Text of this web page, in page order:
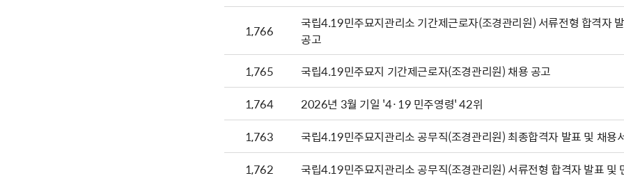
1,766
국립4.19민주묘지관리소 기간제근로자(조경관리원) 서류전형 합격자
공고
1,765
국립4.19민주묘지 기간제근로자(조경관리원) 채용 공고
1,764
2026년 3월 기일 '4·19 민주영령' 42위
1,763
국립4.19민주묘지관리소 공무직(조경관리원) 최종합격자 발표 및 채용
1,762
국립4.19민주묘지관리소 공무직(조경관리원) 서류전형 합격자 발표 및